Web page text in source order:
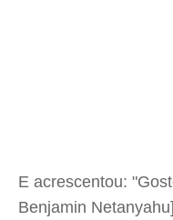
E acrescentou:
Benjamin